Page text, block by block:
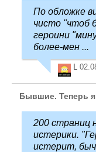
По обложке
чисто "чтоб
героини
более-мен ...
L
Бывшие. Теперь я
200 страниц
истерики.
истерит,